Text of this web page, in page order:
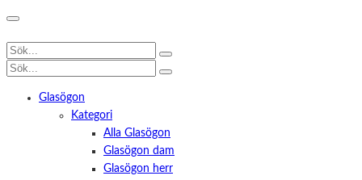
Glasögon
Kategori
Alla Glasögon
Glasögon dam
Glasögon herr